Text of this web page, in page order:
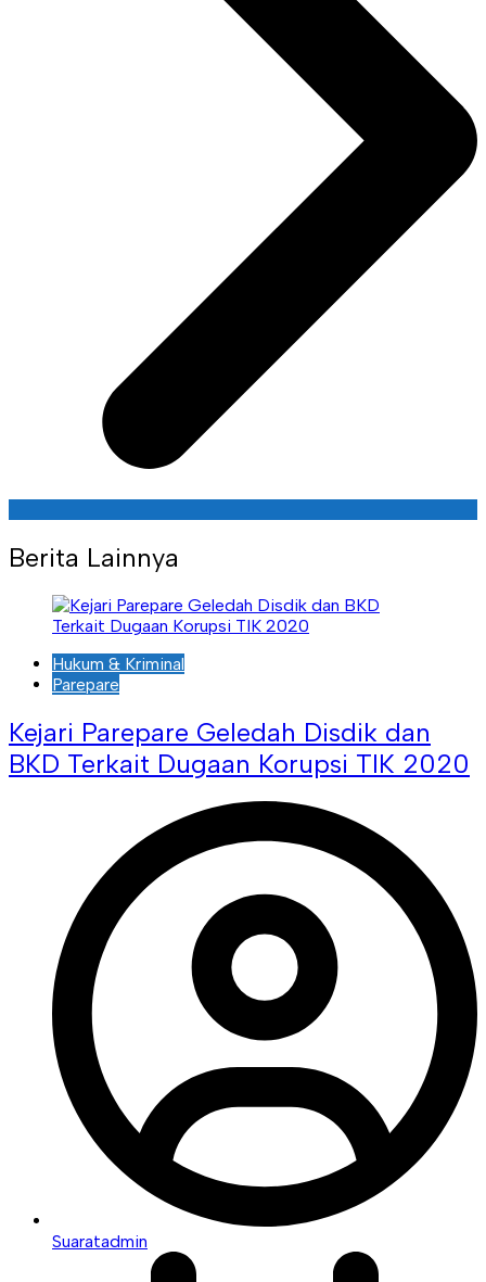
Berita Lainnya
Hukum & Kriminal
Parepare
Kejari Parepare Geledah Disdik dan
BKD Terkait Dugaan Korupsi TIK 2020
Suaratadmin